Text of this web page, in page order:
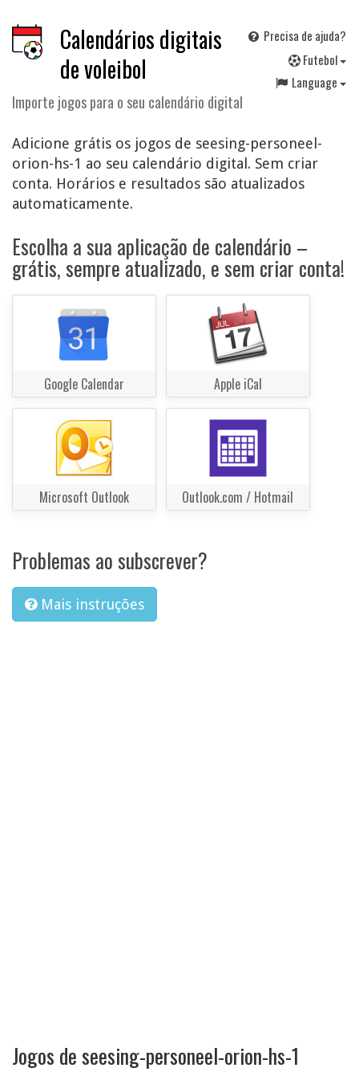
Calendários digitais
de voleibol
Importe jogos para o seu calendário digital
Precisa de ajuda?
Futebol
Language
Adicione grátis os jogos de seesing-personeel-
orion-hs-1 ao seu calendário digital. Sem criar
conta. Horários e resultados são atualizados
automaticamente.
Escolha a sua aplicação de calendário –
grátis, sempre atualizado, e sem criar conta!
Google Calendar Apple iCal
Microsoft Outlook Outlook.com / Hotmail
Problemas ao subscrever?
Mais instruções
Jogos de seesing-personeel-orion-hs-1